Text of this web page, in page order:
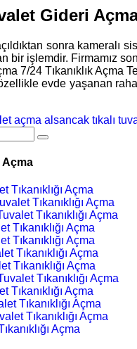
Gideri
sonra
bir işlemdir. Firmamız
7/24 Tıkanıklık Açma
özellikle evde yaşanan
açma alsancak tıkalı
Açma
Tıkanıklığı Açma
Tıkanıklığı Açma
Tıkanıklığı Açma
Tıkanıklığı Açma
Tıkanıklığı Açma
Tıkanıklığı Açma
Tıkanıklığı Açma
Tıkanıklığı Açma
Tıkanıklığı Açma
Tıkanıklığı Açma
Tıkanıklığı Açma
Açma